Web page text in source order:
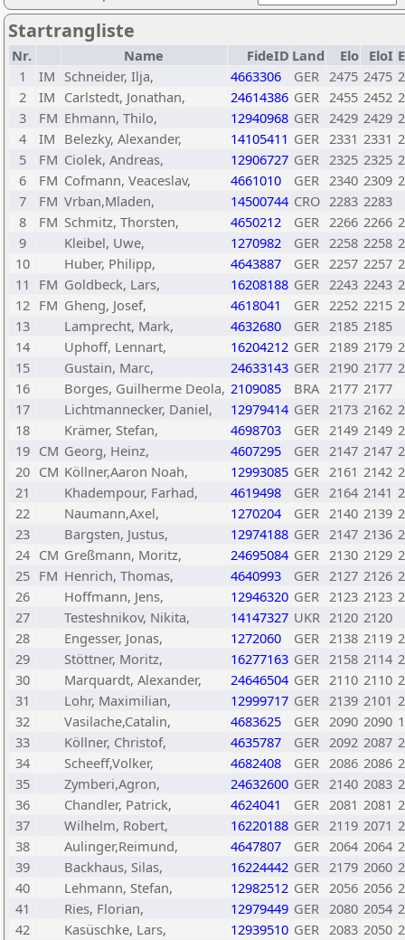
Startrangliste
Nr. Name FideID Land Elo EloI
1
IM Schneider, Ilja, 4663306 GER 2475 2475
2
IM Carlstedt, Jonathan, 24614386 GER 2455 2452
3
FM Ehmann, Thilo, 12940968 GER 2429 2429
4
IM Belezky, Alexander, 14105411 GER 2331 2331
5
FM Ciolek, Andreas, 12906727 GER 2325 2325
6
FM Cofmann, Veaceslav, 4661010 GER 2340 2309
7
FM Vrban,Mladen, 14500744 CRO 2283 2283
8
FM Schmitz, Thorsten, 4650212 GER 2266 2266
9
Kleibel, Uwe, 1270982 GER 2258 2258
10
Huber, Philipp, 4643887 GER 2257 2257
11
FM Goldbeck, Lars, 16208188 GER 2243 2243
12 FM Gheng, Josef, 4618041 GER 2252 2215
13
Lamprecht, Mark, 4632680 GER 2185 2185
14
Uphoff, Lennart, 16204212 GER 2189 2179
15
Gustain, Marc, 24633143 GER 2190 2177
16
Borges, Guilherme Deola, 2109085 BRA 2177 2177
17
Lichtmannecker, Daniel, 12979414 GER 2173 2162
18
Krämer, Stefan, 4698703 GER 2149 2149
19 CM Georg, Heinz, 4607295 GER 2147 2147
20 CM Köllner,Aaron Noah, 12993085 GER 2161 2142
21
Khadempour, Farhad, 4619498 GER 2164 2141
22
Naumann,Axel, 1270204 GER 2140 2139
23
Bargsten, Justus, 12974188 GER 2147 2136
24 CM Greßmann, Moritz, 24695084 GER 2130 2129
25 FM Henrich, Thomas, 4640993 GER 2127 2126
26
Hoffmann, Jens, 12946320 GER 2123 2123
27
Testeshnikov, Nikita, 14147327 UKR 2120 2120
28
Engesser, Jonas, 1272060 GER 2138 2119
29
Stöttner, Moritz, 16277163 GER 2158 2114
30
Marquardt, Alexander, 24646504 GER 2110 2110
31
Lohr, Maximilian, 12999717 GER 2139 2101
32
Vasilache,Catalin, 4683625 GER 2090 2090
33
Köllner, Christof, 4635787 GER 2092 2087
34
Scheeff,Volker, 4682408 GER 2086 2086
35
Zymberi,Agron, 24632600 GER 2140 2083
36
Chandler, Patrick, 4624041 GER 2081 2081
37
Wilhelm, Robert, 16220188 GER 2119 2071
38
Aulinger,Reimund, 4647807 GER 2064 2064
39
Backhaus, Silas, 16224442 GER 2179 2060
40
Lehmann, Stefan, 12982512 GER 2056 2056
41
Ries, Florian, 12979449 GER 2080 2054
42
Kasüschke, Lars, 12939510 GER 2083 2050